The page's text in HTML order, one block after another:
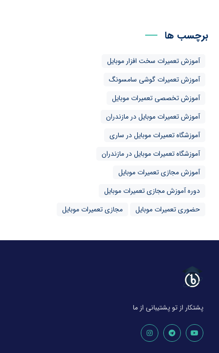
برچسب ها
آموزش تعمیرات سخت افزار موبایل
آموزش تعمیرات گوشی سامسونگ
آموزش تخصصی تعمیرات موبایل
آموزش تعمیرات موبایل در مازندران
آموزشگاه تعمیرات موبایل در ساری
آموزشگاه تعمیرات موبایل در مازندران
آموزش مجازی تعمیرات موبایل
دوره آموزش مجازی تعمیرات موبایل
حضوری تعمیرات موبایل
مجازی تعمیرات موبایل
پشتکار از تو پشتیبانی از ما